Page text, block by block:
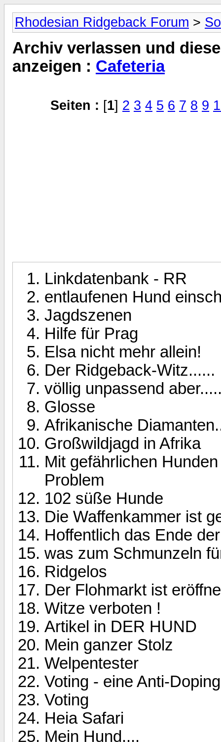
Rhodesian Ridgeback Forum >
Archiv verlassen und
anzeigen : Cafeteria
Seiten : [1] 2 3 4 5 6 7 8 9
Linkdatenbank - RR
entlaufenen Hund
Jagdszenen
Hilfe für Prag
Elsa nicht mehr allein!
Der Ridgeback-Witz......
völlig unpassend
Glosse
Afrikanische
Großwildjagd in Afrika
Mit gefährlichen
Problem
102 süße Hunde
Die Waffenkammer ist
Hoffentlich das Ende
was zum Schmunzeln
Ridgelos
Der Flohmarkt ist
Witze verboten !
Artikel in DER HUND
Mein ganzer Stolz
Welpentester
Voting - eine Anti-
Voting
Heia Safari
Mein Hund....